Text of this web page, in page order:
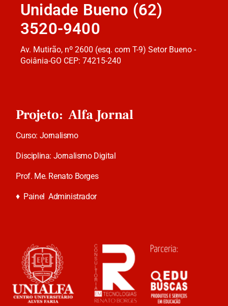
Unidade Bueno (62)
3520-9400
Av. Mutirão, nº 2600 (esq. com T-9) Setor Bueno -
Goiânia-GO CEP: 74215-240
Projeto: Alfa Jornal
Curso: Jornalismo
Disciplina: Jornalismo Digital
Prof. Me. Renato Borges
♦ Painel Administrador